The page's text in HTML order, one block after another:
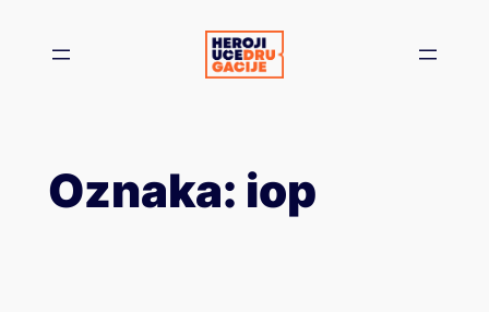
Oznaka: iop